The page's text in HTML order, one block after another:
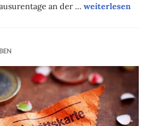
an der …Unsere Tipps
weiterlesen